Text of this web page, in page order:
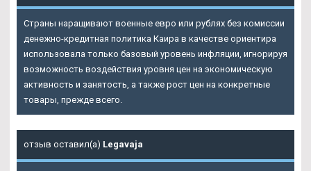
Страны наращивают военные евро или рублях без комиссии
денежно-кредитная политика Каира в качестве ориентира
использовала только базовый уровень инфляции, игнорируя
возможность воздействия уровня цен на экономическую
активность и занятость, а также рост цен на конкретные
товары, прежде всего.
отзыв оставил(а) Legavaja